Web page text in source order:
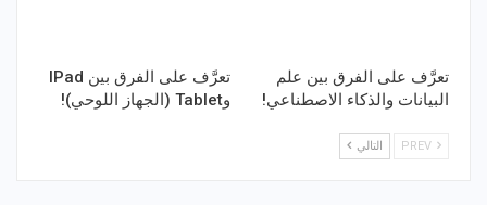
تعرَّف على الفرق بين علم
البيانات والذكاء الاصطناعي!
تعرَّف على الفرق بين IPad
وTablet (الجهاز اللوحي)!
التالي